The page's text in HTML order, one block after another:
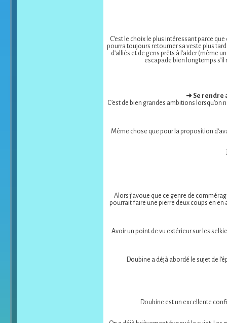
C’est le choix le plus intéressant parce
pourra toujours retourner sa veste plus tard
d’alliés et de gens prêts à l’aider (même
escapade bien longtemps
➜ Se rendre
C’est de bien grandes ambitions
Même chose que pour la proposition
Alors j’avoue que ce genre de
pourrait faire une pierre deux coups en en
Avoir un point de vu extérieur sur les
Doubine a déjà abordé le sujet de
Doubine est un excellente